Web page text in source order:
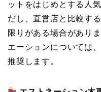
ットをはじめとする人
だし、直営店と比較す
限りがある場合があり
エーションについては
推奨します。